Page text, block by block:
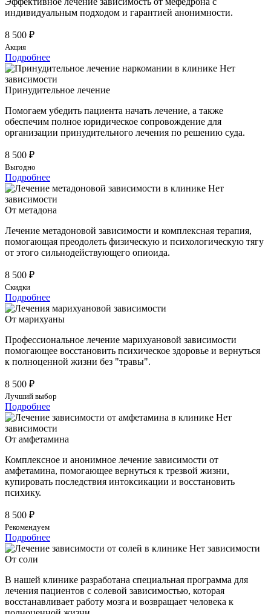
индивидуальным подходом и гарантией анонимности.
8 500 ₽
Акция
Подробнее
Принудительное лечение
Помогаем убедить пациента начать лечение, а также
обеспечим полное юридическое сопровождение для
организации принудительного лечения по решению суда.
8 500 ₽
Выгодно
Подробнее
От метадона
Лечение метадоновой зависимости и комплексная терапия,
помогающая преодолеть физическую и психологическую тягу
от этого сильнодействующего опиоида.
8 500 ₽
Скидки
Подробнее
От марихуаны
Профессиональное лечение марихуановой зависимости
помогающее восстановить психическое здоровье и вернуться
к полноценной жизни без "травы".
8 500 ₽
Лучший выбор
Подробнее
От амфетамина
Комплексное и анонимное лечение зависимости от
амфетамина, помогающее вернуться к трезвой жизни,
купировать последствия интоксикации и восстановить
психику.
8 500 ₽
Рекомендуем
Подробнее
От соли
В нашей клинике разработана специальная программа для
лечения пациентов с солевой зависимостью, которая
восстанавливает работу мозга и возвращает человека к